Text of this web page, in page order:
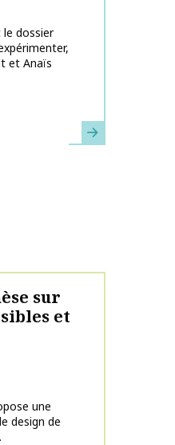
dossier
et Anaïs
En savoir plus
sur
et
une
design de